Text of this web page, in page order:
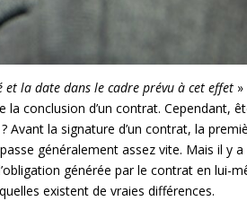
la date dans le cadre prévu à cet effet
conclusion d’un contrat. Cependant,
la signature d’un contrat, la
généralement assez vite. Mais il y a
générée par le contrat en lui-
existent de vraies différences.